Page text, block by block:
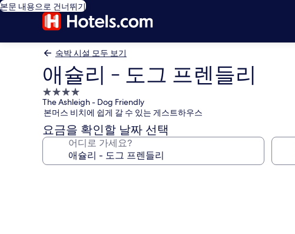
본문 내용으로 건너뛰기
숙박 시설 모두 보기
애슐리 - 도그 프렌들리
4.0
성
급
숙
박
The Ashleigh - Dog Friendly
본머스 비치에 쉽게 갈 수 있는 게스트하우스
요금을 확인할 날짜 선택
어디로 가세요?